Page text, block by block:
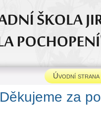
Úvodní strana
Děkujeme za